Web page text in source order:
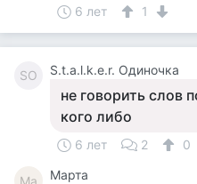
6 лет 1
SО S.t.a.l.k.e.r. Одиночка
не говорить слов
кого либо
6 лет 2 0
Ма Марта